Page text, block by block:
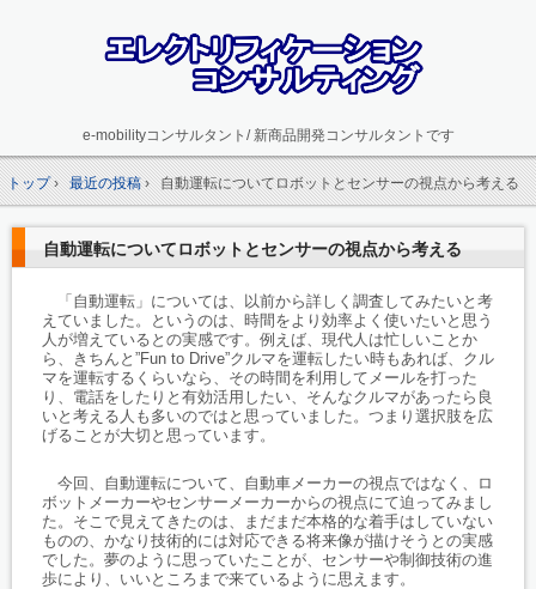
e-mobilityコンサルタント/ 新商品開発コンサルタントです
トップ› 最近の投稿› 自動運転についてロボットとセンサーの視点から考える
自動運転についてロボットとセンサーの視点から考える
「自動運転」については、以前から詳しく調査してみたいと考
えていました。というのは、時間をより効率よく使いたいと思う
人が増えているとの実感です。例えば、現代人は忙しいことか
ら、きちんと”Fun to Drive”クルマを運転したい時もあれば、クル
マを運転するくらいなら、その時間を利用してメールを打った
り、電話をしたりと有効活用したい、そんなクルマがあったら良
いと考える人も多いのではと思っていました。つまり選択肢を広
げることが大切と思っています。
今回、自動運転について、自動車メーカーの視点ではなく、ロ
ボットメーカーやセンサーメーカーからの視点にて迫ってみまし
た。そこで見えてきたのは、まだまだ本格的な着手はしていない
ものの、かなり技術的には対応できる将来像が描けそうとの実感
でした。夢のように思っていたことが、センサーや制御技術の進
歩により、いいところまで来ているように思えます。